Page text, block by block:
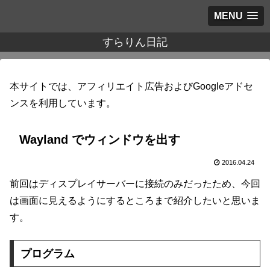
MENU
すらりん日記
本サイトでは、アフィリエイト広告およびGoogleアドセ
ンスを利用しています。
Wayland でウィンドウを出す
2016.04.24
前回はディスプレイサーバーに接続のみだったため、今回
は画面に見えるようにするところまで紹介したいと思いま
す。
プログラム